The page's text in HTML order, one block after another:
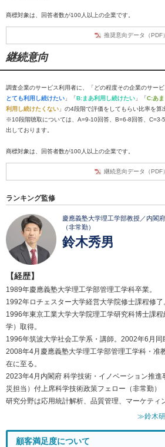
商標対象は、回答者数が100人以上の企業です。
推奨意向データ（PDF）
継続意向
調査企業のサービス利用者に、「どの程度その企業のサー
とても利用し続けたい 」「B:まあ利用し続けたい 」「C:あ
利用し続けたくない 」の4段階で評価をしてもらい比率を算
※10段階聴取については、A=9-10回答、B=6-8回答、C=3-
出しております。
商標対象は、回答者数が100人以上の企業です。
継続意向データ（PDF）
ランキング監修
慶應義塾大学理工学部教授／内閣
（非常勤）
鈴木秀男
【経歴】
1989年慶應義塾大学理工学部管理工学科卒業。
1992年ロチェスター大学経営大学院修士課程修了
1996年東京工業大学大学院理工学研究科博士課
学）取得。
1996年筑波大学社会工学系・講師。2002年6月同
2008年4月慶應義塾大学理工学部管理工学科・准
在に至る。
2023年4月内閣府 科学技術・イノベーション推
災担当）付上席科学技術政策フェロー（非常勤）
研究分野は応用統計解析、品質管理、マーケティ
≫鈴木研
顧客満足度について